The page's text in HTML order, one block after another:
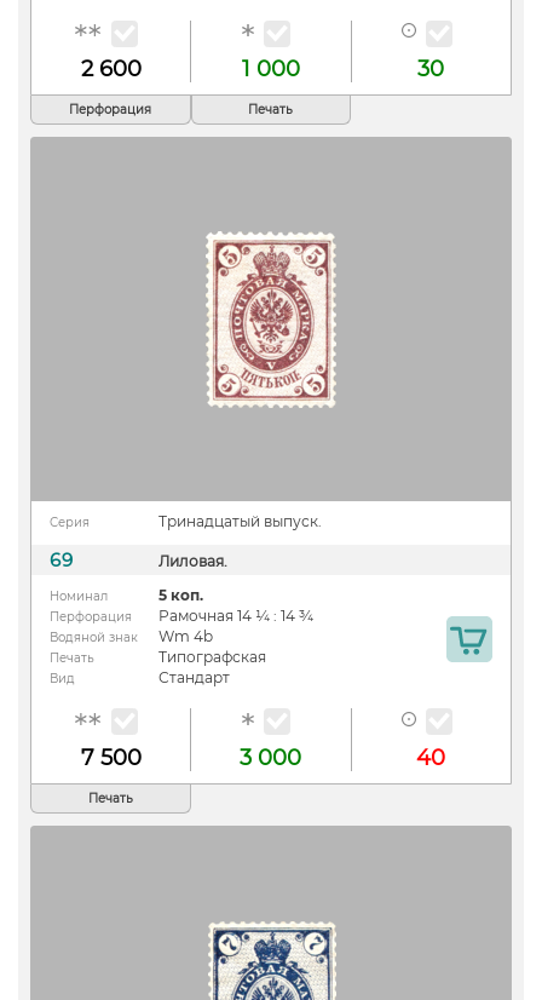
2 600 1 000 30
Перфорация Печать
Серия Тринадцатый выпуск.
69 Лиловая.
Номинал 5 коп.
Перфорация Рамочная 14 ¼ : 14 ¾
Водяной знак Wm 4b
Печать Типографская
Вид Стандарт
7 500 3 000 40
Печать